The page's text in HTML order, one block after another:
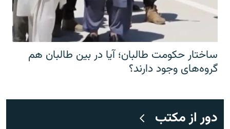
ساختار حکومت طالبان؛ آیا در بین طالبان هم
گروه‌های وجود دارند؟
دور از مکتب